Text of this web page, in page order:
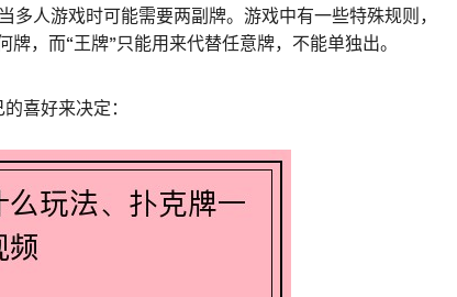
多人游戏时可能需要两副牌。游戏中有一些特殊规则，
，而“王牌”只能用来代替任意牌，不能单独出。
喜好来决定：